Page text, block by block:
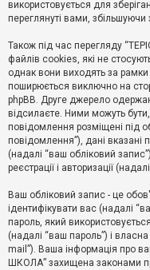
о
і
д
е
й
А
т
и
в
е
м
и
використовується для
переглянуті вами,
Також під час перегляду
файлів cookies, які не
однак вони виходять за рамки
поширюється виключно на
phpBB. Друге джерело
відсилаєте. Ними можуть
повідомлення розміщені під
повідомлення”), дані вказані
(надалі “ваш обліковий
реєстрації і авторизації
Ваш обліковий запис - це
ідентифікувати вас (надалі
пароль, який
(надалі “ваш пароль”) і
mail”). Ваша інформація про
ШКОЛА” захищена законами